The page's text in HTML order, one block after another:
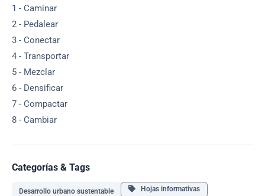
1 - Caminar
2 - Pedalear
3 - Conectar
4 - Transportar
5 - Mezclar
6 - Densificar
7 - Compactar
8 - Cambiar
Categorías & Tags
Desarrollo urbano sustentable Hojas informativas